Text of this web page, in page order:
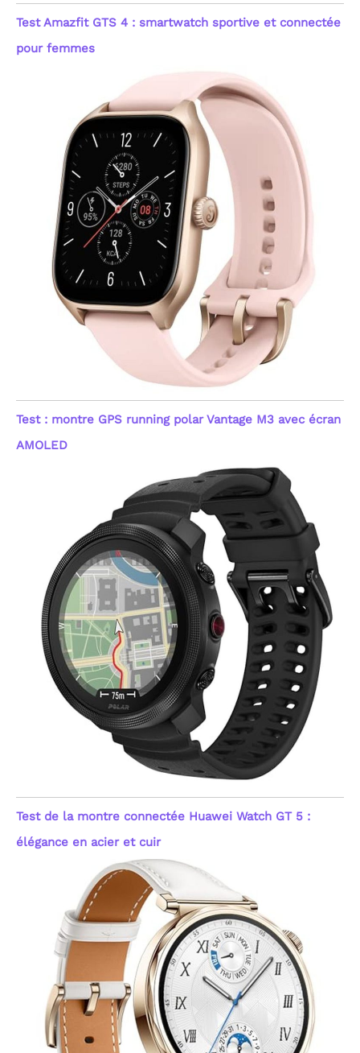
Test Amazfit GTS 4 : smartwatch sportive et connectée
pour femmes
Test : montre GPS running polar Vantage M3 avec écran
AMOLED
Test de la montre connectée Huawei Watch GT 5 :
élégance en acier et cuir